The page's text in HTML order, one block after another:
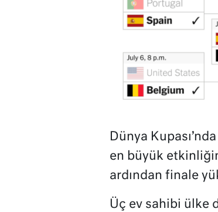
Dünya
en büyük
ardından finale
Üç ev sahibi ülke